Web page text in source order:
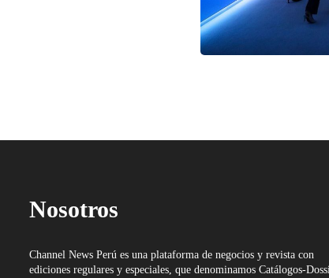
Nosotros
Channel News Perú es una plataforma de negocios y revista con
ediciones regulares y especiales, que denominamos Catálogos-